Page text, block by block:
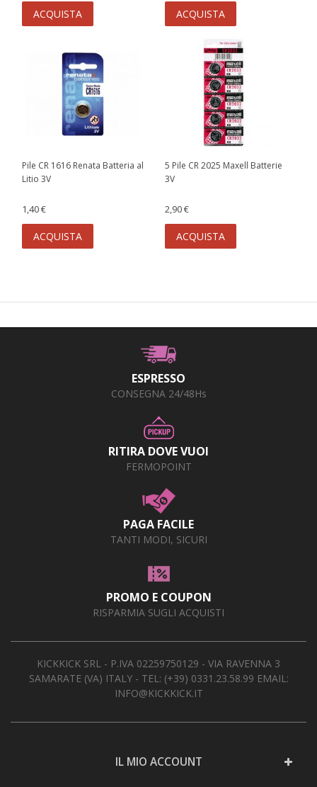
ACQUISTA ACQUISTA
Pile CR 1616 Renata Batteria al
Litio 3V
1,40 €
ACQUISTA
5 Pile CR 2025 Maxell Batterie
3V
2,90 €
ACQUISTA
ESPRESSO
CONSEGNA 24/48Hs
RITIRA DOVE VUOI
FERMOPOINT
PAGA FACILE
TANTI MODI, SICURI
PROMO E COUPON
RISPARMIA SUGLI ACQUISTI
KICKKICK SRL - P.IVA 02259750129 - VIA RAVENNA 3
SAMARATE (VA) ITALY - TEL: (+39) 0331.23.58.99 EMAIL:
INFO@KICKKICK.IT
IL MIO ACCOUNT